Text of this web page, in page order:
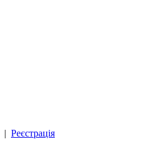
| Реєстрація